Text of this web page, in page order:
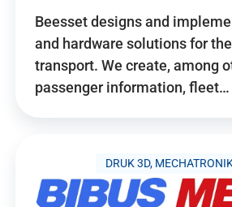
Beesset designs and
and hardware solutions for
transport. We create, among
passenger information, fleet…
DRUK 3D,